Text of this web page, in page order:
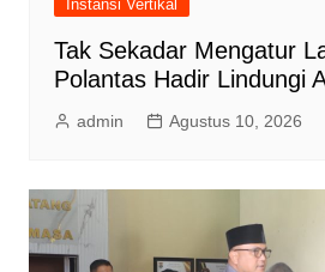
Instansi Vertikal
Tak Sekadar Mengatur
Polantas Hadir Lindungi
admin Agustus 10, 2026